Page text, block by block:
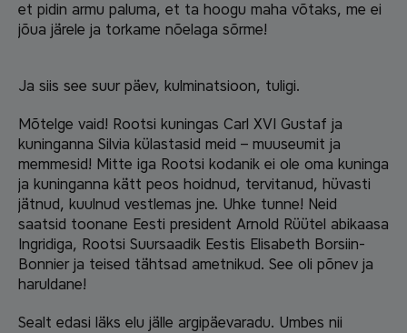
et pidin armu paluma, et ta hoogu maha võtaks, me ei
jõua järele ja torkame nõelaga sõrme!
Ja siis see suur päev, kulminatsioon, tuligi.
Mõtelge vaid! Rootsi kuningas Carl XVI Gustaf ja
kuninganna Silvia külastasid meid – muuseumit ja
memmesid! Mitte iga Rootsi kodanik ei ole oma kuninga
ja kuninganna kätt peos hoidnud, tervitanud, hüvasti
jätnud, kuulnud vestlemas jne. Uhke tunne! Neid
saatsid toonane Eesti president Arnold Rüütel abikaasa
Ingridiga, Rootsi Suursaadik Eestis Elisabeth Borsiin-
Bonnier ja teised tähtsad ametnikud. See oli põnev ja
haruldane!
Sealt edasi läks elu jälle argipäevaradu. Umbes nii